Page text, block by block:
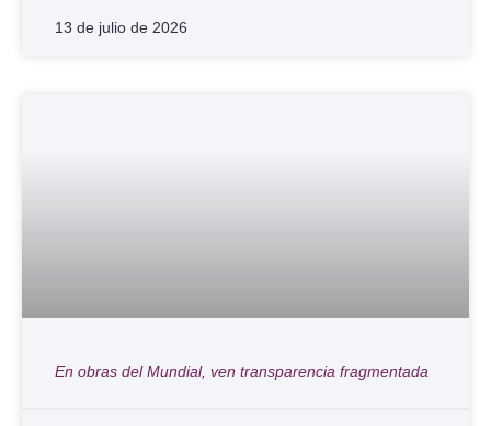
13 de julio de 2026
En obras del Mundial, ven transparencia fragmentada